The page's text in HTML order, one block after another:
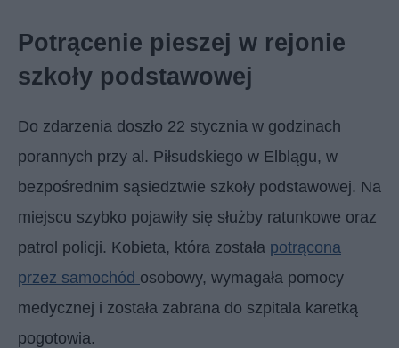
Potrącenie pieszej w rejonie
szkoły podstawowej
Do zdarzenia doszło 22 stycznia w godzinach
porannych przy al. Piłsudskiego w Elblągu, w
bezpośrednim sąsiedztwie szkoły podstawowej. Na
miejscu szybko pojawiły się służby ratunkowe oraz
patrol policji. Kobieta, która została potrącona
przez samochód osobowy, wymagała pomocy
medycznej i została zabrana do szpitala karetką
pogotowia.